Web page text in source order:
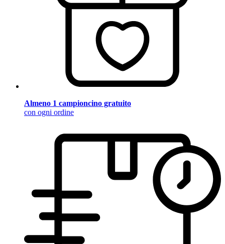
Almeno 1 campioncino gratuito
con ogni ordine